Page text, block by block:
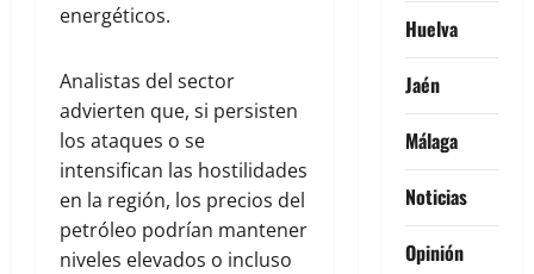
energéticos.
Analistas del sector
advierten que, si persisten
los ataques o se
intensifican las hostilidades
en la región, los precios del
petróleo podrían mantener
niveles elevados o incluso
Huelva
Jaén
Málaga
Noticias
Opinión